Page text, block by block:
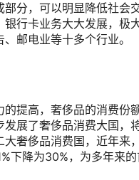
分，可以明显降低社
行卡业务大大发展，极
邮电业等十多个行业。
提高，奢侈品的消费
发展了奢侈品消费大国
奢侈品消费国，近年来
下降为30%，为多年来